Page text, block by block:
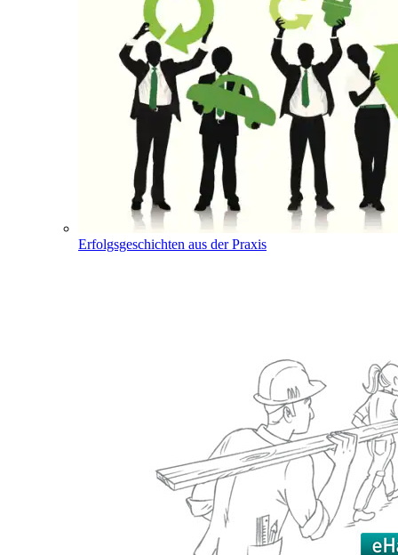
Erfolgsgeschichten aus der Praxis